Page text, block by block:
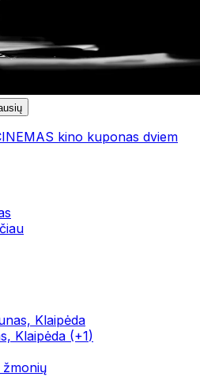
kino kuponas dviem
Klaipėda
Klaipėda (+1)
žmonių